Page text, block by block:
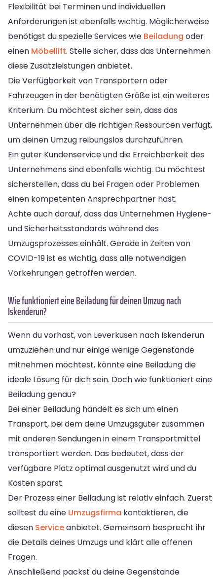
Flexibilität bei Terminen und individuellen
Anforderungen ist ebenfalls wichtig. Möglicherweise
benötigst du spezielle Services wie Beiladung oder
einen Möbellift. Stelle sicher, dass das Unternehmen
diese Zusatzleistungen anbietet.
Die Verfügbarkeit von Transportern oder
Fahrzeugen in der benötigten Größe ist ein weiteres
Kriterium. Du möchtest sicher sein, dass das
Unternehmen über die richtigen Ressourcen verfügt,
um deinen Umzug reibungslos durchzuführen.
Ein guter Kundenservice und die Erreichbarkeit des
Unternehmens sind ebenfalls wichtig. Du möchtest
sicherstellen, dass du bei Fragen oder Problemen
einen kompetenten Ansprechpartner hast.
Achte auch darauf, dass das Unternehmen Hygiene-
und Sicherheitsstandards während des
Umzugsprozesses einhält. Gerade in Zeiten von
COVID-19 ist es wichtig, dass alle notwendigen
Vorkehrungen getroffen werden.
Wie funktioniert eine Beiladung für deinen Umzug nach
Iskenderun?
Wenn du vorhast, von Leverkusen nach Iskenderun
umzuziehen und nur einige wenige Gegenstände
mitnehmen möchtest, könnte eine Beiladung die
ideale Lösung für dich sein. Doch wie funktioniert eine
Beiladung genau?
Bei einer Beiladung handelt es sich um einen
Transport, bei dem deine Umzugsgüter zusammen
mit anderen Sendungen in einem Transportmittel
transportiert werden. Das bedeutet, dass der
verfügbare Platz optimal ausgenutzt wird und du
Kosten sparst.
Der Prozess einer Beiladung ist relativ einfach. Zuerst
solltest du eine Umzugsfirma kontaktieren, die
diesen Serviceanbietet. Gemeinsam besprecht ihr
die Details deines Umzugs und klärt alle offenen
Fragen.
Anschließend packst du deine Gegenstände